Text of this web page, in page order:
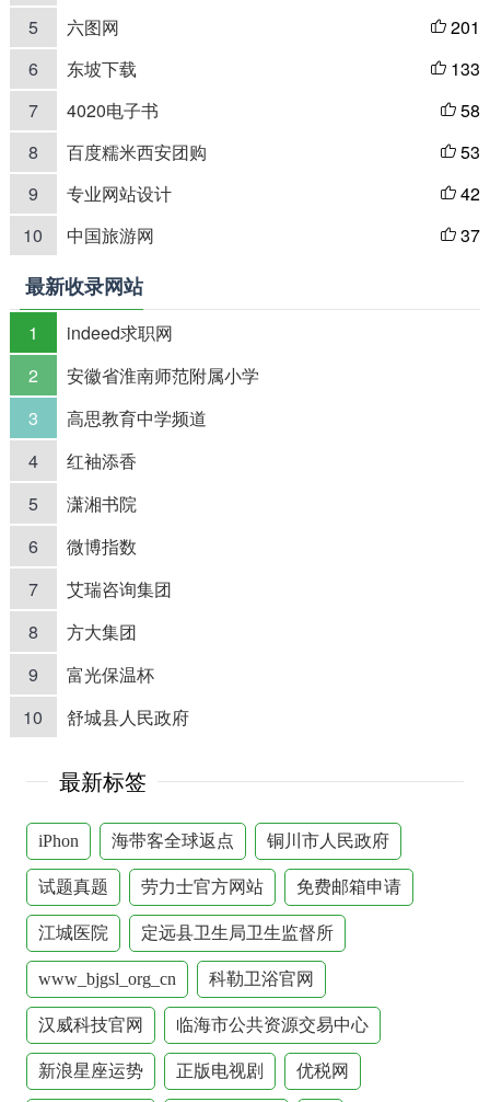
5
六图网  201
6
东坡下载  133
7
4020电子书  58
8
百度糯米西安团购  53
9
专业网站设计  42
10
中国旅游网  37
最新收录网站
1
indeed求职网
2
安徽省淮南师范附属小学
3
高思教育中学频道
4
红袖添香
5
潇湘书院
6
微博指数
7
艾瑞咨询集团
8
方大集团
9
富光保温杯
10
舒城县人民政府
最新标签
iPhon 海带客全球返点 铜川市人民政府
试题真题 劳力士官方网站 免费邮箱申请
江城医院 定远县卫生局卫生监督所
www_bjgsl_org_cn 科勒卫浴官网
汉威科技官网 临海市公共资源交易中心
新浪星座运势 正版电视剧 优税网